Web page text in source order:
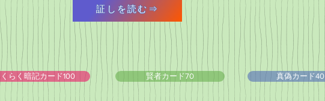
証しを読む⇒
くらく暗記カード100 賢者カード70 真偽カード40